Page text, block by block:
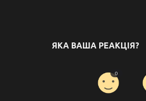
ЯКА ВАША РЕАКЦІЯ?
0